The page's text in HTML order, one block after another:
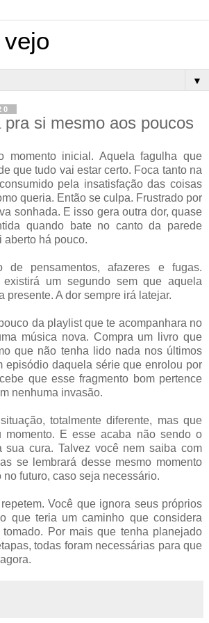
▼
si mesmo aos poucos
momento inicial. Aquela fagulha que
que tudo vai estar certo. Foca tanto na
pela insatisfação das coisas
queria. Então se culpa. Frustrado por
sonhada. E isso gera outra dor, quase
quando bate no canto da parede
aberto há pouco.
de pensamentos, afazeres e fugas.
um segundo sem que aquela
presente. A dor sempre irá latejar.
da playlist que te acompanhara no
música nova. Compra um livro que
que não tenha lido nada nos últimos
episódio daquela série que enrolou por
que esse fragmento bom pertence
nenhuma invasão.
totalmente diferente, mas que
momento. E esse acaba não sendo o
sua cura. Talvez você nem saiba com
se lembrará desse mesmo momento
futuro, caso seja necessário.
Você que ignora seus próprios
que teria um caminho que considera
Por mais que tenha planejado
todas foram necessárias para que